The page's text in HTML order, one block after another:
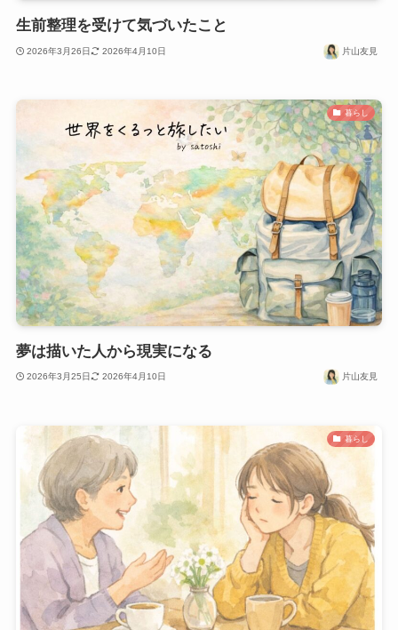
生前整理を受けて気づいたこと
2026年3月26日 2026年4月10日 片山友見
暮らし
夢は描いた人から現実になる
2026年3月25日 2026年4月10日 片山友見
暮らし